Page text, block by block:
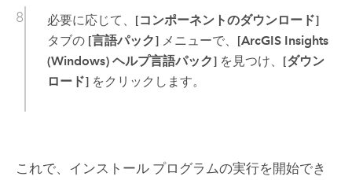
必要に応じて、 [コンポーネントのダウンロード]
タブの [言語パック]メニューで、 [ArcGIS Insights
(Windows) ヘルプ言語パック]を見つけ、 [ダウン
ロード]をクリックします。
これで、インストール プログラムの実行を開始でき